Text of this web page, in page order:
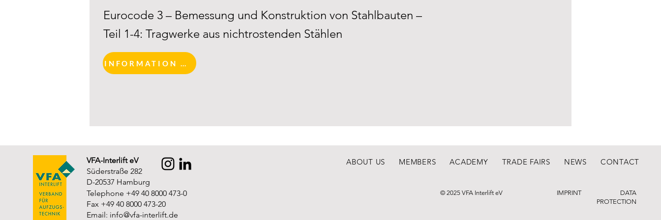
Eurocode 3 – Bemessung und Konstruktion von Stahlbauten –
Teil 1-4: Tragwerke aus nichtrostenden Stählen
VFA-Interlift eV
Süderstraße 282
D-20537 Hamburg
Telephone +49 40 8000 473-0
Fax +49 40 8000 473-20
Email: info@vfa-interlift.de
ABOUT US MEMBERS ACADEMY TRADE FAIRS NEWS CONTACT
© 2025 VFA Interlift eV IMPRINT
DATA
PROTECTION